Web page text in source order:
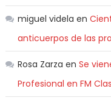
miguel videla en
anticuerpos de las
Rosa Zarza en Se
Profesional en FM